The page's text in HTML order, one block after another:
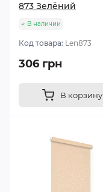
873 Зелёний
В наличии
Код товара: Len873
306 грн
В корзину